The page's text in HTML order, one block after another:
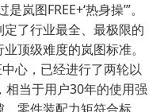
岚图FREE+‘热身操’”。
了行业最全、最极限的
顶级难度的岚图标准。
心，已经进行了两轮以
当于用户30年的使用强